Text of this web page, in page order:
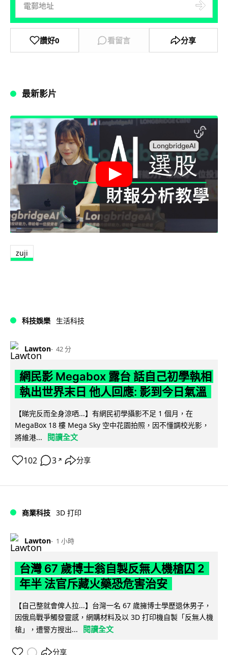
讚好0 看留言 分享
最新影片
zuji
科技娛樂 生活科技
Lawton 42 分
網民影 Megabox 露台 話自己初學執相
執出世界末日 他人回應: 影到今日氣溫
【睇完反而全身涼哂...】有網民初學攝影不足 1 個月，在
MegaBox 18 樓 Mega Sky 空中花園拍照，因不懂調校光影，
將維港...
閱讀全文
102 3 ↗ 分享
商業科技 3D 打印
Lawton 1 小時
台灣 67 歲博士翁自製反無人機槍囚 2
年半 法官斥藏火藥恐危害治安
【自己整就會俾人拉...】台灣一名 67 歲擁博士學歷退休男子，
因俄烏戰爭觸發靈感，網購材料及以 3D 打印機自製「反無人機
槍」，遭警方搜出...
閱讀全文
分享